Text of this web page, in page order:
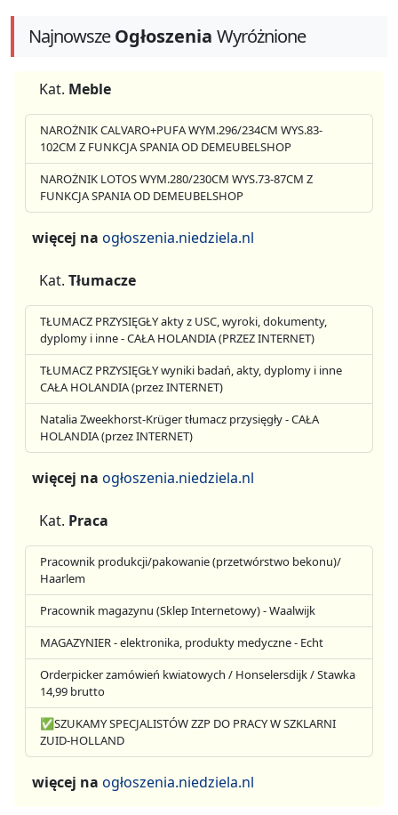
NajnowszeOgłoszenia Wyróżnione
Kat. Meble
NAROŻNIK CALVARO+PUFA WYM.296/234CM WYS.83-
102CM Z FUNKCJA SPANIA OD DEMEUBELSHOP
NAROŻNIK LOTOS WYM.280/230CM WYS.73-87CM Z
FUNKCJA SPANIA OD DEMEUBELSHOP
więcej na ogłoszenia.niedziela.nl
Kat. Tłumacze
TŁUMACZ PRZYSIĘGŁY akty z USC, wyroki, dokumenty,
dyplomy i inne - CAŁA HOLANDIA (PRZEZ INTERNET)
TŁUMACZ PRZYSIĘGŁY wyniki badań, akty, dyplomy i inne
CAŁA HOLANDIA (przez INTERNET)
Natalia Zweekhorst-Krüger tłumacz przysięgły - CAŁA
HOLANDIA (przez INTERNET)
więcej na ogłoszenia.niedziela.nl
Kat. Praca
Pracownik produkcji/pakowanie (przetwórstwo bekonu)/
Haarlem
Pracownik magazynu (Sklep Internetowy) - Waalwijk
MAGAZYNIER - elektronika, produkty medyczne - Echt
Orderpicker zamówień kwiatowych / Honselersdijk / Stawka
14,99 brutto
✅SZUKAMY SPECJALISTÓW ZZP DO PRACY W SZKLARNI
ZUID-HOLLAND
więcej na ogłoszenia.niedziela.nl